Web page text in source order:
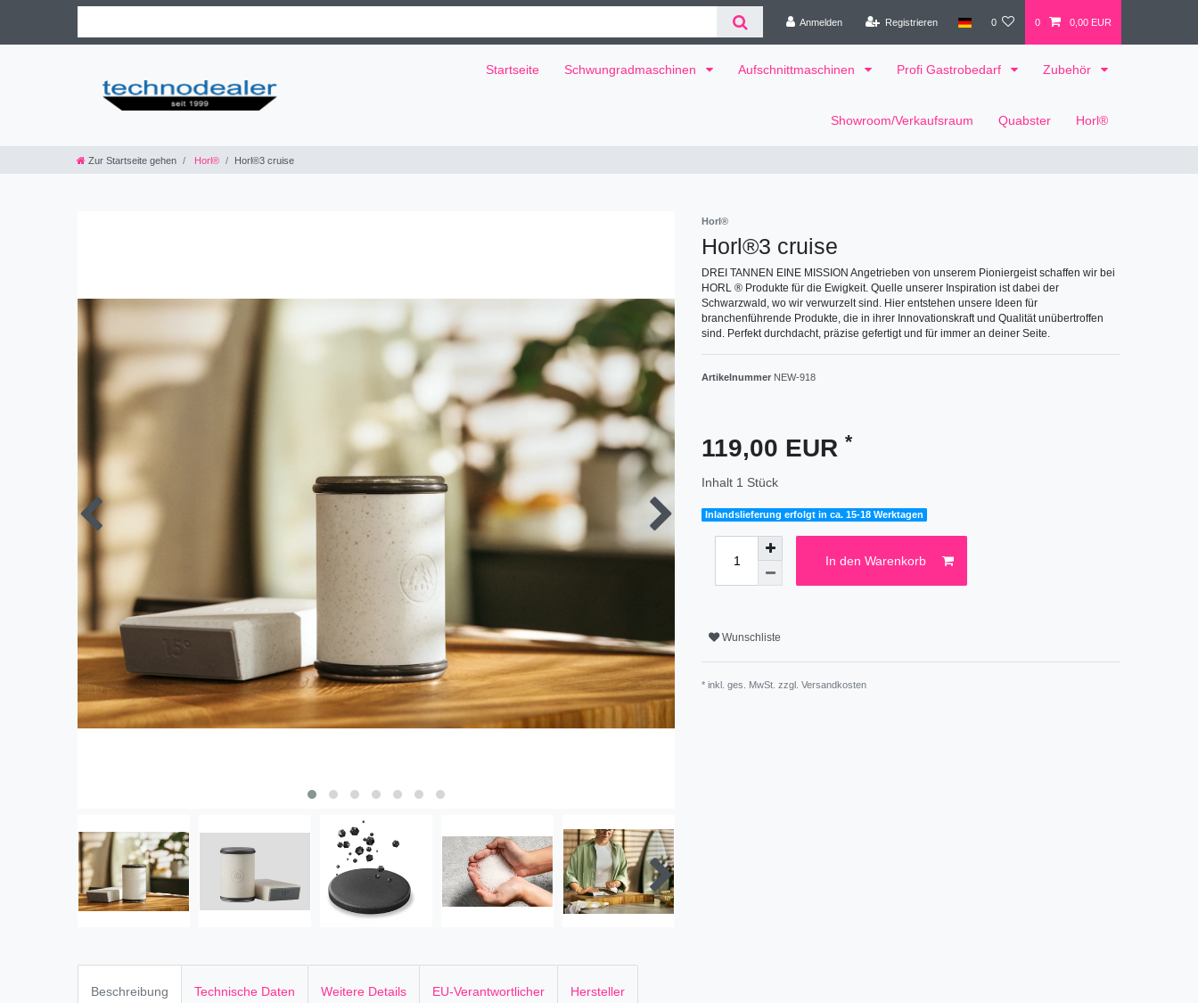
Anmelden Registrieren 0 0 0,00 EUR
Startseite Schwungradmaschinen Aufschnittmaschinen Profi Gastrobedarf Zubehör
Showroom/Verkaufsraum Quabster Horl®
Zur Startseite gehen Horl® Horl®3 cruise
Horl®
Horl®3 cruise
DREI TANNEN EINE MISSION Angetrieben von unserem Pioniergeist schaffen wir bei
HORL ® Produkte für die Ewigkeit. Quelle unserer Inspiration ist dabei der
Schwarzwald, wo wir verwurzelt sind. Hier entstehen unsere Ideen für
branchenführende Produkte, die in ihrer Innovationskraft und Qualität unübertroffen
sind. Perfekt durchdacht, präzise gefertigt und für immer an deiner Seite.
Artikelnummer NEW-918
119,00 EUR *
Inhalt 1 Stück
Inlandslieferung erfolgt in ca. 15-18 Werktagen
In den Warenkorb
Wunschliste
* inkl. ges. MwSt. zzgl. Versandkosten
Beschreibung Technische Daten Weitere Details EU-Verantwortlicher Hersteller